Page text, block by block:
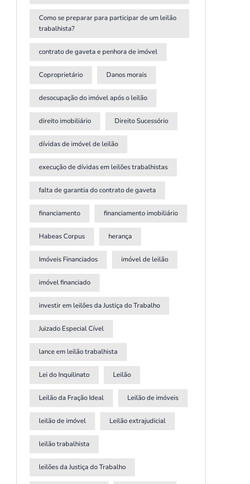
Como se preparar para participar de um leilão
trabalhista?
contrato de gaveta e penhora de imóvel
Coproprietário Danos morais
desocupação do imóvel após o leilão
direito imobiliário Direito Sucessório
dívidas de imóvel de leilão
execução de dívidas em leilões trabalhistas
falta de garantia do contrato de gaveta
financiamento financiamento imobiliário
Habeas Corpus herança
Imóveis Financiados imóvel de leilão
imóvel financiado
investir em leilões da Justiça do Trabalho
Juizado Especial Cível
lance em leilão trabalhista
Lei do Inquilinato Leilão
Leilão da Fração Ideal Leilão de imóveis
leilão de imóvel Leilão extrajudicial
leilão trabalhista
leilões da Justiça do Trabalho